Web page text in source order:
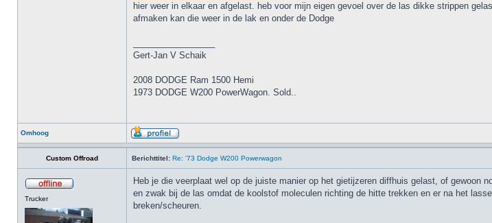
hier weer in elkaar en afgelast. heb voor mijn eigen gevoel over de las dikke strippen
afmaken kan die weer in de lak en onder de Dodge
Gert-Jan V Schaik
2008 DODGE Ram 1500 Hemi
1973 DODGE W200 PowerWagon. Sold..
Omhoog
Custom Offroad Berichttitel: Re: '73 Dodge W200 Powerwagon
Trucker
Heb je die veerplaat wel op de juiste manier op het gietijzeren diffhuis gelast, of
en zwak bij de las omdat de koolstof moleculen richting de hitte trekken en er na het
breken/scheuren.